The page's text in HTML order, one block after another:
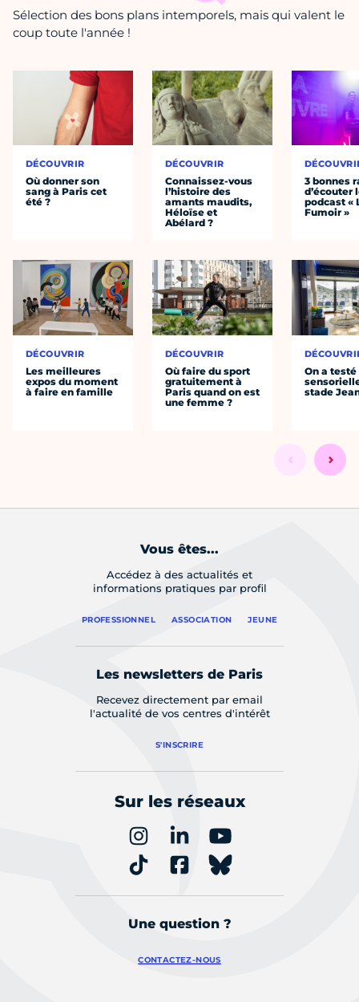
Sélection des bons plans intemporels, mais qui valent le
coup toute l'année !
DÉCOUVRIR
Où donner son
sang à Paris cet
été ?
DÉCOUVRIR
Les meilleures
expos du moment
à faire en famille
DÉCOUVRIR
Connaissez-vous
l’histoire des
amants maudits,
Héloïse et
Abélard ?
DÉCOUVRIR
Où faire du sport
gratuitement à
Paris quand on est
une femme ?
3 bonnes
d’écouter
podcast «
Fumoir »
On a
stade
Vous êtes...
Accédez à des actualités et
informations pratiques par profil
PROFESSIONNEL ASSOCIATION JEUNE
Les newsletters de Paris
Recevez directement par email
l'actualité de vos centres d'intérêt
S'INSCRIRE
Sur les réseaux
Une question ?
CONTACTEZ-NOUS